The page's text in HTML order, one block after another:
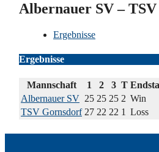
Albernauer SV –
Ergebnisse
Ergebnisse
Mannschaft 1 2 3 T
Albernauer SV 25 25 25 2 Win
TSV Gornsdorf 27 22 22 1 Loss